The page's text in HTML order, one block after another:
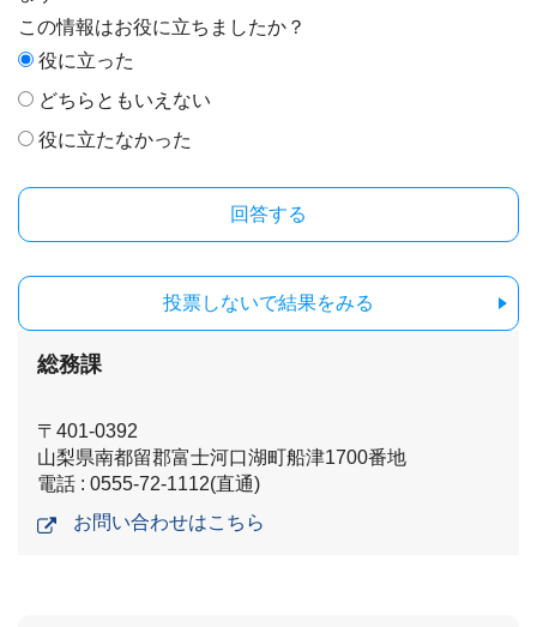
この情報はお役に立ちましたか？
役に立った
どちらともいえない
役に立たなかった
投票しないで結果をみる
総務課
〒401-0392
山梨県南都留郡富士河口湖町船津1700番地
電話 : 0555-72-1112(直通)
お問い合わせはこちら